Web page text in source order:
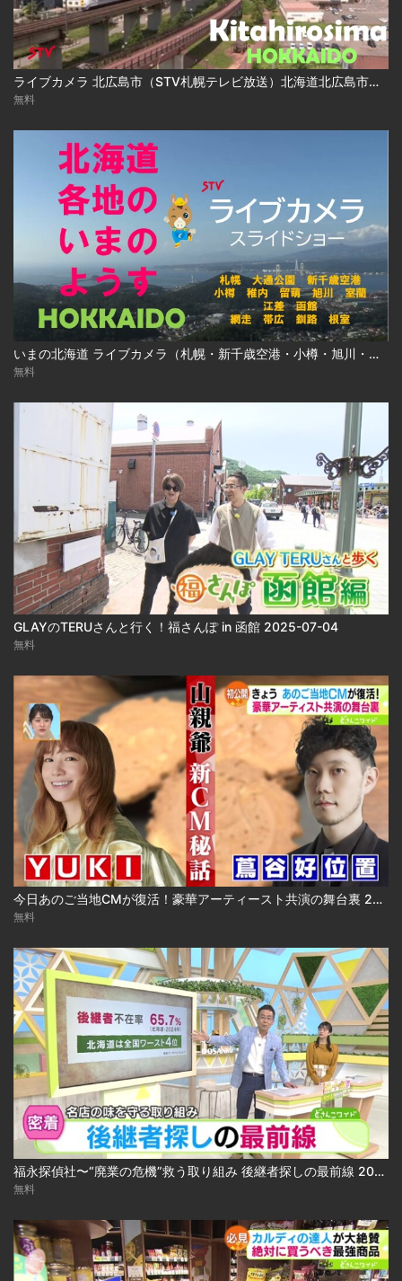
ライブカメラ 北広島市（STV札幌テレビ放送）北海道北広島市／Live Camera Kitahirosima City, Hokkaido
無料
いまの北海道 ライブカメラ（札幌・新千歳空港・小樽・旭川・函館ほか ）
無料
GLAYのTERUさんと行く！福さんぽ in 函館 2025-07-04
無料
今日あのご当地CMが復活！豪華アーティースト共演の舞台裏 2024.03.18放送
無料
福永探偵社〜“廃業の危機”救う取り組み 後継者探しの最前線 2025-04-15
無料